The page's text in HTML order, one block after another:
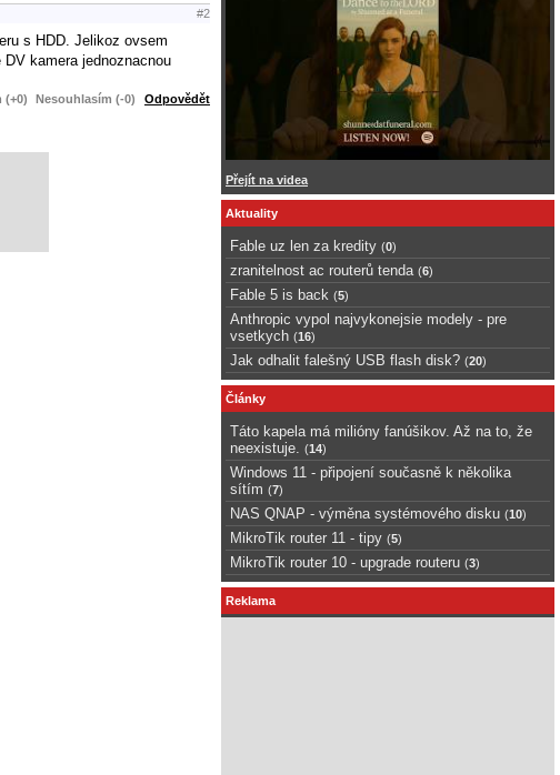
#2
s HDD. Jelikoz ovsem
kamera jednoznacnou
(+0) Nesouhlasím (-0) Odpovědět
Přejít na videa
Aktuality
Fable uz len za kredity (0)
zranitelnost ac routerů tenda (6)
Fable 5 is back (5)
Anthropic vypol najvykonejsie modely - pre
vsetkych (16)
Jak odhalit falešný USB flash disk? (20)
Články
Táto kapela má milióny fanúšikov. Až na to, že
neexistuje.
(14)
Windows 11 - připojení současně k několika
sítím (7)
NAS QNAP - výměna systémového disku (10)
MikroTik router 11 - tipy (5)
MikroTik router 10 - upgrade routeru (3)
Reklama